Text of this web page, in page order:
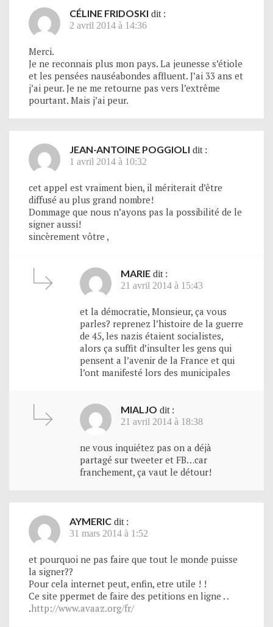
CÉLINE FRIDOSKI dit :
2 avril 2014 à 14:36
Merci.
Je ne reconnais plus mon pays. La jeunesse s’étiole
et les pensées nauséabondes affluent. J’ai 33 ans et
j’ai peur. Je ne me retourne pas vers l’extrême
pourtant. Mais j’ai peur.
JEAN-ANTOINE POGGIOLI dit :
1 avril 2014 à 10:32
cet appel est vraiment bien, il mériterait d’être
diffusé au plus grand nombre!
Dommage que nous n’ayons pas la possibilité de le
signer aussi!
sincèrement vôtre ,
MARIE dit :
21 avril 2014 à 15:43
et la démocratie, Monsieur, ça vous
parles? reprenez l’histoire de la guerre
de 45, les nazis étaient socialistes,
alors ça suffit d’insulter les gens qui
pensent a l’avenir de la France et qui
l’ont manifesté lors des municipales
MIALJO dit :
21 avril 2014 à 18:38
ne vous inquiétez pas on a déjà
partagé sur tweeter et FB…car
franchement, ça vaut le détour!
AYMERIC dit :
31 mars 2014 à 1:52
et pourquoi ne pas faire que tout le monde puisse
la signer??
Pour cela internet peut, enfin, etre utile ! !
Ce site ppermet de faire des petitions en ligne . .
.http://www.avaaz.org/fr/